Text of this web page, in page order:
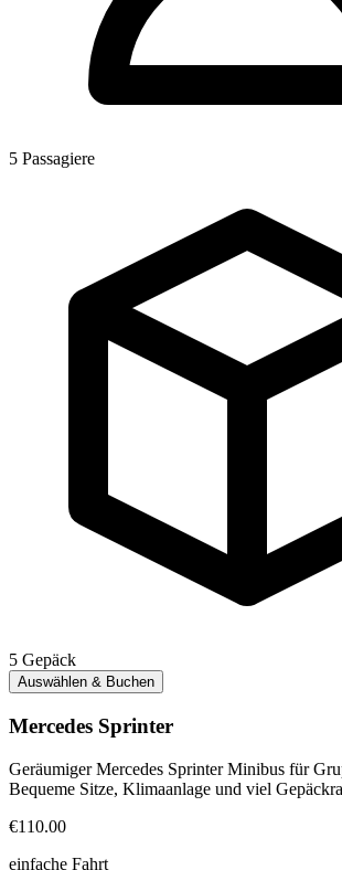
5 Passagiere
5 Gepäck
Auswählen & Buchen
Mercedes Sprinter
Geräumiger Mercedes Sprinter Minibus für
Bequeme Sitze, Klimaanlage und viel
€110.00
einfache Fahrt